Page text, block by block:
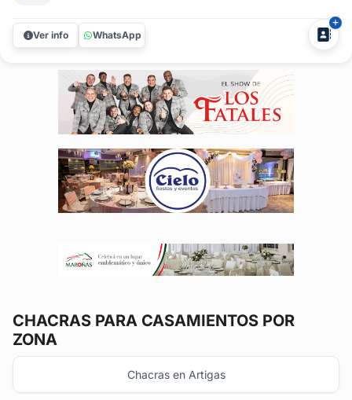
canchas de césped natural y un salón parrillero versátil,
perfecto para...
Ver info WhatsApp
CHACRAS PARA CASAMIENTOS POR
ZONA
Chacras en Artigas